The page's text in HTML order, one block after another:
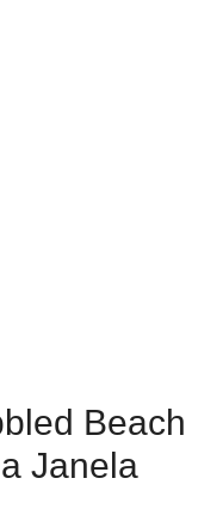
Beach
Janela